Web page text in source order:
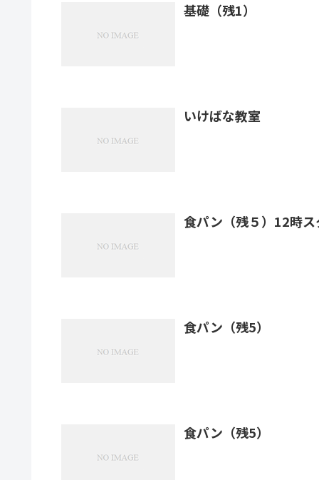
基礎（残1）
いけばな教室
食パン（残５）12時ス
食パン（残5）
食パン（残5）